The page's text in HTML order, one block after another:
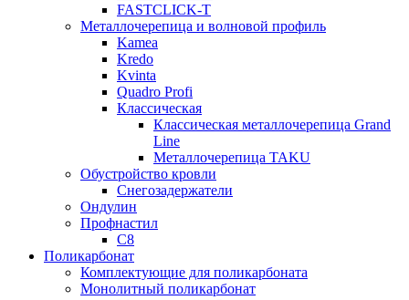
FASTCLICK-T
Металлочерепица и волновой профиль
Kamea
Kredo
Kvinta
Quadro Profi
Классическая
Классическая металлочерепица Grand
Line
Металлочерепица TAKU
Обустройство кровли
Снегозадержатели
Ондулин
Профнастил
С8
Поликарбонат
Комплектующие для поликарбоната
Монолитный поликарбонат